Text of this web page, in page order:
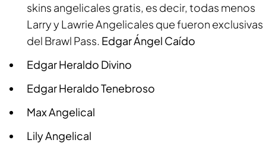
skins angelicales gratis, es decir, todas menos
Larry y Lawrie Angelicales que fueron exclusivas
del Brawl Pass. Edgar Ángel Caído
Edgar Heraldo Divino
Edgar Heraldo Tenebroso
Max Angelical
Lily Angelical